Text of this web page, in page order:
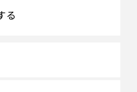
る